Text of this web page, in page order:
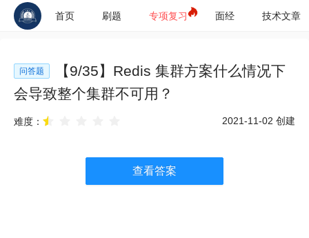
首页 刷题 专项复习 面经 技术文章
问答题 【9/35】 Redis 集群方案什么情况下
会导致整个集群不可用？
难度： 2021-11-02 创建
查看答案